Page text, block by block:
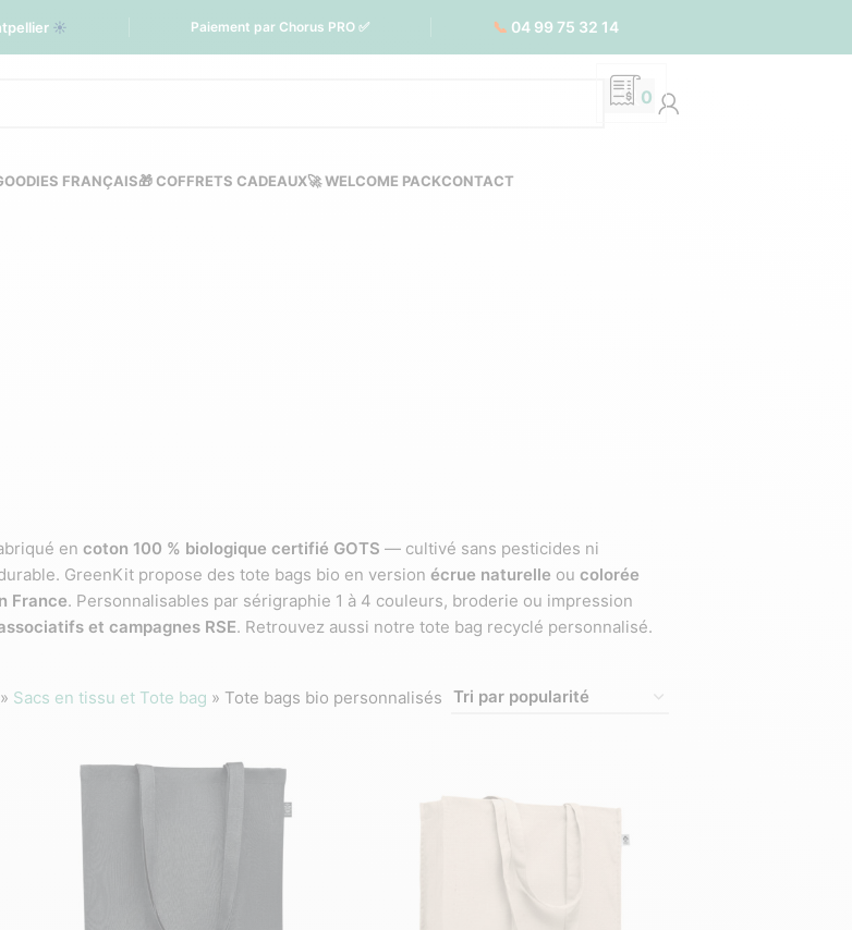
☀️ Paiement par Chorus PRO ✅ 📞 04 99 75 32 14
0
FRANÇAIS🎁 COFFRETS CADEAUX🚀 WELCOME PACKCONTACT
en coton biologique pour
en coton 100 % biologique certifié GOTS — cultivé sans pesticides ni
GreenKit propose des tote bags bio en version écrue naturelle ou colorée
France. Personnalisables par sérigraphie 1 à 4 couleurs, broderie ou impression
et campagnes RSE. Retrouvez aussi notre tote bag recyclé personnalisé.
» Sacs en tissu et Tote bag » Tote bags bio personnalisés